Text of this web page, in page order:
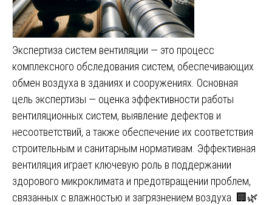
Экспертиза систем вентиляции — это процесс
комплексного обследования систем, обеспечивающих
обмен воздуха в зданиях и сооружениях. Основная
цель экспертизы — оценка эффективности работы
вентиляционных систем, выявление дефектов и
несоответствий, а также обеспечение их соответствия
строительным и санитарным нормативам. Эффективная
вентиляция играет ключевую роль в поддержании
здорового микроклимата и предотвращении проблем,
связанных с влажностью и загрязнением воздуха. 🏢🌿